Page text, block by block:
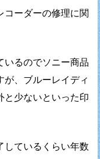
コーダーの修理に関
いるのでソニー商品
、 ブルーレイディ
と少ないといった印
しているくらい年数